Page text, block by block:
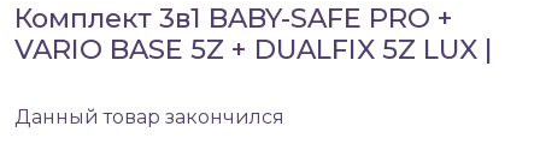
Комплект 3в1 BABY-SAFE PRO +
VARIO BASE 5Z + DUALFIX 5Z LUX |
Данный товар закончился